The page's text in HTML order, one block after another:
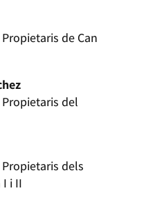
de Can
Propietaris del
dels
I i II